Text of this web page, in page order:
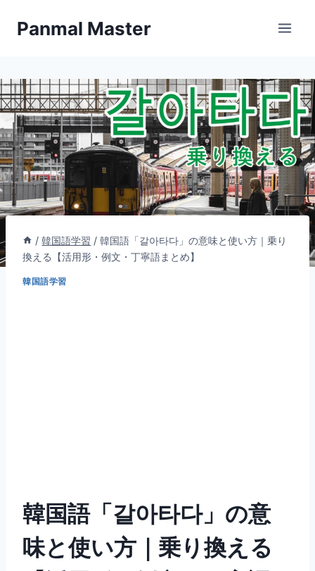
キ
ッ
Panmal Master
/ 韓国語学習 / 韓国語「갈아타다」の意味と使い方｜乗り
換える【活用形・例文・丁寧語まとめ】
韓国語学習
韓国語「갈아타다」の意
味と使い方｜乗り換える